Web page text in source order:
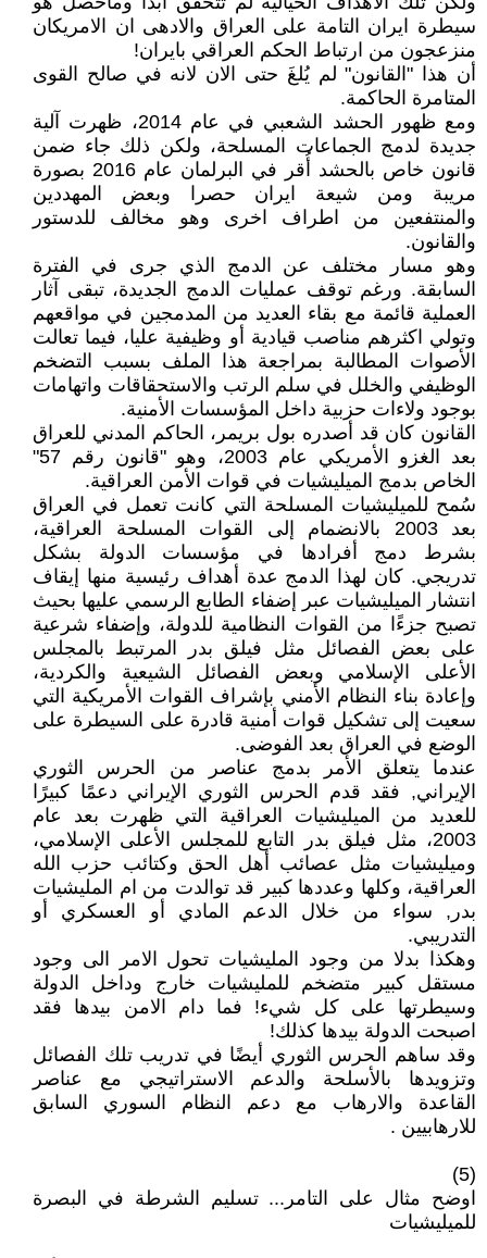
سيطرة ايران التامة على العراق والادهى ان الامريكان
منزعجون من ارتباط الحكم العراقي بايران!
أن هذا "القانون" لم يُلغَ حتى الان لانه في صالح القوى
المتامرة الحاكمة.
ومع ظهور الحشد الشعبي في عام 2014، ظهرت آلية
جديدة لدمج الجماعات المسلحة، ولكن ذلك جاء ضمن
قانون خاص بالحشد أُقر في البرلمان عام 2016 بصورة
مريبة ومن شيعة ايران حصرا وبعض المهددين
والمنتفعين من اطراف اخرى وهو مخالف للدستور
والقانون.
وهو مسار مختلف عن الدمج الذي جرى في الفترة
السابقة. ورغم توقف عمليات الدمج الجديدة، تبقى آثار
العملية قائمة مع بقاء العديد من المدمجين في مواقعهم
وتولي اكثرهم مناصب قيادية أو وظيفية عليا، فيما تعالت
الأصوات المطالبة بمراجعة هذا الملف بسبب التضخم
الوظيفي والخلل في سلم الرتب والاستحقاقات واتهامات
بوجود ولاءات حزبية داخل المؤسسات الأمنية.
القانون كان قد أصدره بول بريمر، الحاكم المدني للعراق
بعد الغزو الأمريكي عام 2003، وهو "قانون رقم 57"
الخاص بدمج الميليشيات في قوات الأمن العراقية.
سُمح للميليشيات المسلحة التي كانت تعمل في العراق
بعد 2003 بالانضمام إلى القوات المسلحة العراقية،
بشرط دمج أفرادها في مؤسسات الدولة بشكل
تدريجي. كان لهذا الدمج عدة أهداف رئيسية منها إيقاف
انتشار الميليشيات عبر إضفاء الطابع الرسمي عليها بحيث
تصبح جزءًا من القوات النظامية للدولة، وإضفاء شرعية
على بعض الفصائل مثل فيلق بدر المرتبط بالمجلس
الأعلى الإسلامي وبعض الفصائل الشيعية والكردية،
وإعادة بناء النظام الأمني بإشراف القوات الأمريكية التي
سعيت إلى تشكيل قوات أمنية قادرة على السيطرة على
الوضع في العراق بعد الفوضى.
عندما يتعلق الأمر بدمج عناصر من الحرس الثوري
الإيراني, فقد قدم الحرس الثوري الإيراني دعمًا كبيرًا
للعديد من الميليشيات العراقية التي ظهرت بعد عام
2003، مثل فيلق بدر التابع للمجلس الأعلى الإسلامي،
وميليشيات مثل عصائب أهل الحق وكتائب حزب الله
العراقية، وكلها وعددها كبير قد توالدت من ام المليشيات
بدر, سواء من خلال الدعم المادي أو العسكري أو
التدريبي.
وهكذا بدلا من وجود المليشيات تحول الامر الى وجود
مستقل كبير متضخم للمليشيات خارج وداخل الدولة
وسيطرتها على كل شيء! فما دام الامن بيدها فقد
اصبحت الدولة بيدها كذلك!
وقد ساهم الحرس الثوري أيضًا في تدريب تلك الفصائل
وتزويدها بالأسلحة والدعم الاستراتيجي مع عناصر
القاعدة والارهاب مع دعم النظام السوري السابق
للارهابيين .
(5)
اوضح مثال على التامر... تسليم الشرطة في البصرة
للميليشيات